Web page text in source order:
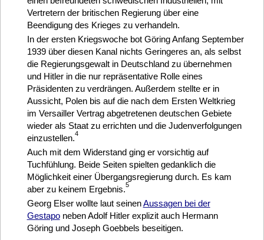
Vertretern der britischen Regierung über eine
Beendigung des Krieges zu verhandeln.
In der ersten Kriegswoche bot Göring Anfang September
1939 über diesen Kanal nichts Geringeres an, als selbst
die Regierungsgewalt in Deutschland zu übernehmen
und Hitler in die nur repräsentative Rolle eines
Präsidenten zu verdrängen. Außerdem stellte er in
Aussicht, Polen bis auf die nach dem Ersten Weltkrieg
im Versailler Vertrag abgetretenen deutschen Gebiete
wieder als Staat zu errichten und die Judenverfolgungen
einzustellen.4
Auch mit dem Widerstand ging er vorsichtig auf
Tuchfühlung. Beide Seiten spielten gedanklich die
Möglichkeit einer Übergangsregierung durch. Es kam
aber zu keinem Ergebnis.5
Georg Elser wollte laut seinenAussagen bei der
Gestaponeben Adolf Hitler explizit auch Hermann
Göring und Joseph Goebbels beseitigen.